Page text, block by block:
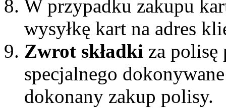
W przypadku zakupu
wysyłkę kart na adres
Zwrot składki za polisę
specjalnego
dokonany zakup polisy.